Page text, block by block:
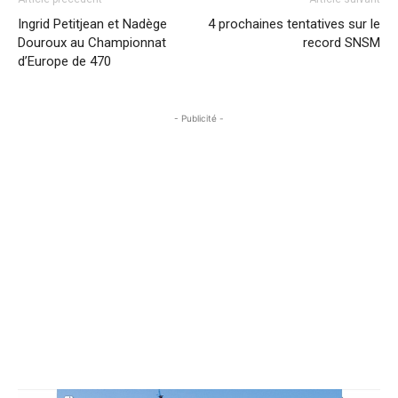
Ingrid Petitjean et Nadège
Douroux au Championnat
d’Europe de 470
4 prochaines tentatives sur le
record SNSM
- Publicité -